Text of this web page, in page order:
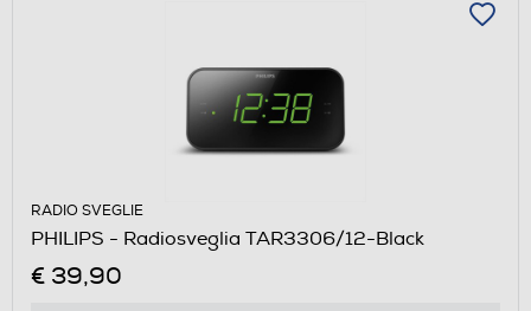
RADIO SVEGLIE
PHILIPS - Radiosveglia TAR3306/12-Black
€ 39,90